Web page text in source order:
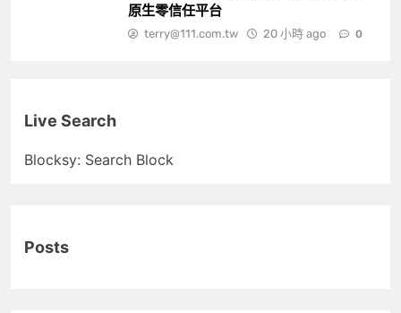
原生零信任平台
terry@111.com.tw 20 小時 ago 0
Live Search
Blocksy: Search Block
Posts